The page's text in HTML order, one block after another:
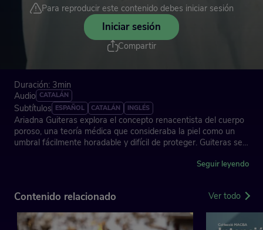
Para reproducir este contenido debes iniciar sesión
Iniciar sesión
Compartir
Duración: 3min
Audio CATALÁN
Subtítulos ESPAÑOL CATALÁN INGLÉS
Ariadna Guiteras explora el concepto renacentista del cuerpo
poroso, una teoría médica que consideraba la piel como un
umbral fácilmente horadable y difícil de proteger. Guiteras se
vinculada al otro. Con este marco conceptual, Guiteras
elección o decisión frente a un dilema relacionado con el
Seguir leyendo
Contenido relacionado Ver todo